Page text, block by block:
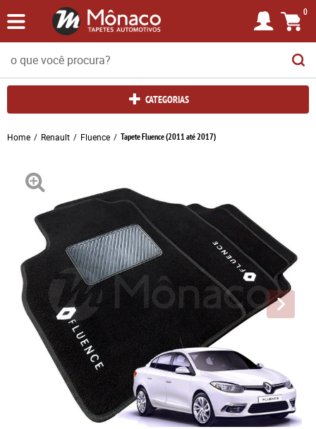
0
CATEGORIAS
Home Renault Fluence Tapete Fluence (2011 até 2017)